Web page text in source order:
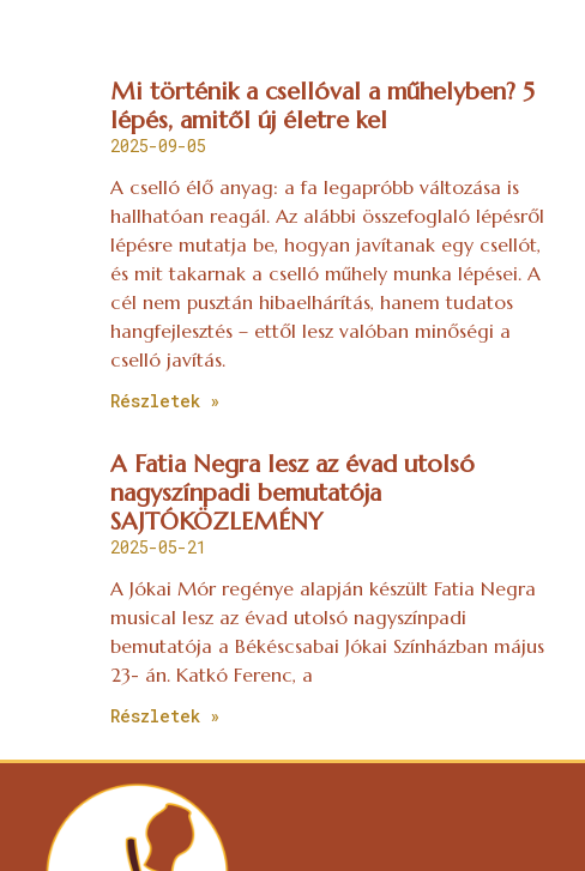
Mi történik a csellóval a műhelyben? 5
lépés, amitől új életre kel
2025-09-05
A cselló élő anyag: a fa legapróbb változása is
hallhatóan reagál. Az alábbi összefoglaló lépésről
lépésre mutatja be, hogyan javítanak egy csellót,
és mit takarnak a cselló műhely munka lépései. A
cél nem pusztán hibaelhárítás, hanem tudatos
hangfejlesztés – ettől lesz valóban minőségi a
cselló javítás.
Részletek »
A Fatia Negra lesz az évad utolsó
nagyszínpadi bemutatója
SAJTÓKÖZLEMÉNY
2025-05-21
A Jókai Mór regénye alapján készült Fatia Negra
musical lesz az évad utolsó nagyszínpadi
bemutatója a Békéscsabai Jókai Színházban május
23- án. Katkó Ferenc, a
Részletek »